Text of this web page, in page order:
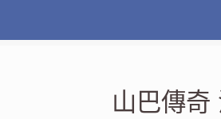
山巴傳奇